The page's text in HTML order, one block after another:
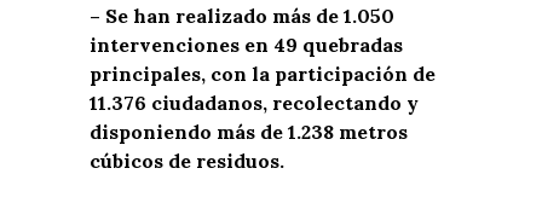
– Se han realizado más de 1.050
intervenciones en 49 quebradas
principales, con la participación de
11.376 ciudadanos, recolectando y
disponiendo más de 1.238 metros
cúbicos de residuos.